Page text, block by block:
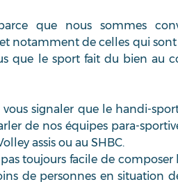
que nous sommes
notamment de celles qui
que le sport fait du bien au
signaler que le handi-
de nos équipes para-
assis ou au SHBC.
pas toujours facile de
de personnes en situation